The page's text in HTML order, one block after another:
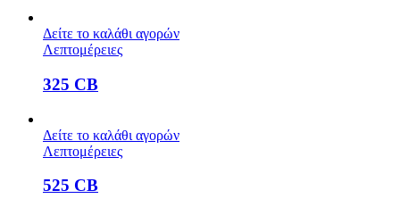
Δείτε το καλάθι αγορών
Λεπτομέρειες
325 CB
Δείτε το καλάθι αγορών
Λεπτομέρειες
525 CB